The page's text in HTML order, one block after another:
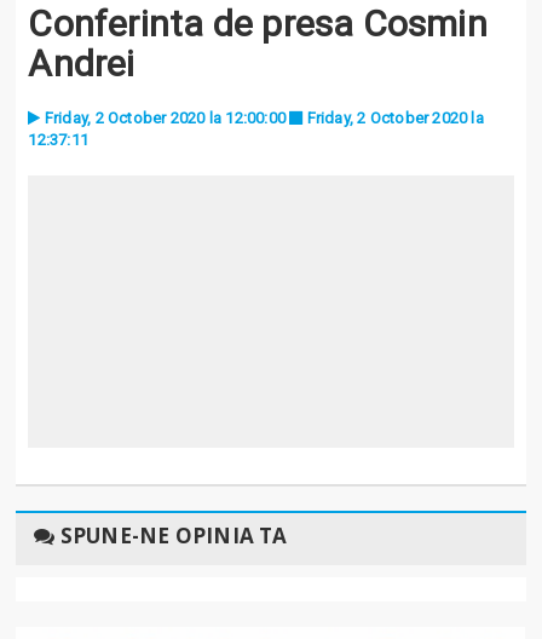
Conferinta de presa Cosmin
Andrei
Friday, 2 October 2020 la 12:00:00
Friday, 2 October 2020 la
12:37:11
SPUNE-NE OPINIA TA